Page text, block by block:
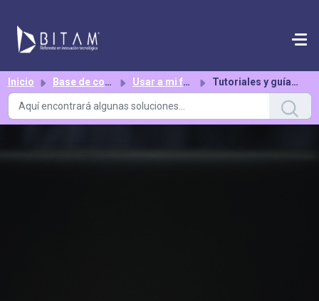
Inicio Base de conocimientos Usar a mi favor bFiskur®︎ Tutoriales y guías paso a paso